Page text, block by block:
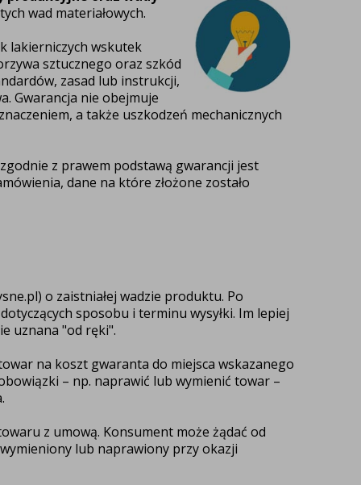
wad materiałowych.
lakierniczych wskutek
sztucznego oraz szkód
zasad lub instrukcji,
Gwarancja nie obejmuje
a także uszkodzeń mechanicznych
z prawem podstawą gwarancji jest
dane na które złożone zostało
) o zaistniałej wadzie produktu. Po
sposobu i terminu wysyłki. Im lepiej
uznana "od ręki".
na koszt gwaranta do miejsca wskazanego
– np. naprawić lub wymienić towar –
z umową. Konsument może żądać od
lub naprawiony przy okazji